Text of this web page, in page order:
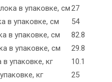
в упаковке, см27
в упаковке, см
54
в упаковке, см
82.8
в упаковке, см
29.8
в упаковке, кг
10.1
кг
25